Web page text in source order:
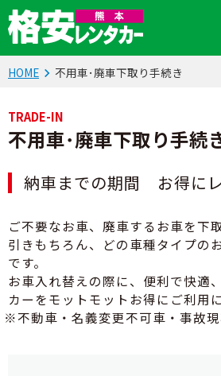
HOME 不用車･廃車下取り手続き
TRADE-IN
不用車･廃車下取り手続
納車までの期間 お得に
ご不要なお車、廃車するお車を下
引きもちろん、どの車種タイプの
です。
お車入れ替えの際に、便利で快適
カーをモットモットお得にご利用
不動車・名義変更不可車・事故